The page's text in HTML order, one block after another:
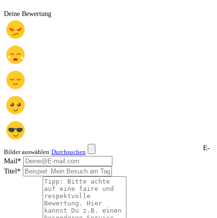
Deine Bewertung
Bilder auswählen Durchsuchen
E-
Mail*
Titel*